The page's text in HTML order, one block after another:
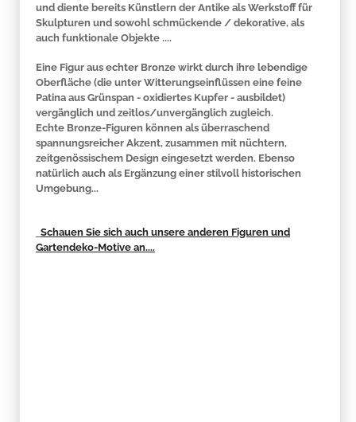
und diente bereits Künstlern der Antike als Werkstoff für
Skulpturen und sowohl schmückende / dekorative, als
auch funktionale Objekte ....
Eine Figur aus echter Bronze wirkt durch ihre lebendige
Oberfläche (die unter Witterungseinflüssen eine feine
Patina aus Grünspan - oxidiertes Kupfer - ausbildet)
vergänglich und zeitlos/unvergänglich zugleich.
Echte Bronze-Figuren können als überraschend
spannungsreicher Akzent, zusammen mit nüchtern,
zeitgenössischem Design eingesetzt werden. Ebenso
natürlich auch als Ergänzung einer stilvoll historischen
Umgebung...
Schauen Sie sich auch unsere anderen Figuren und
Gartendeko-Motive an....